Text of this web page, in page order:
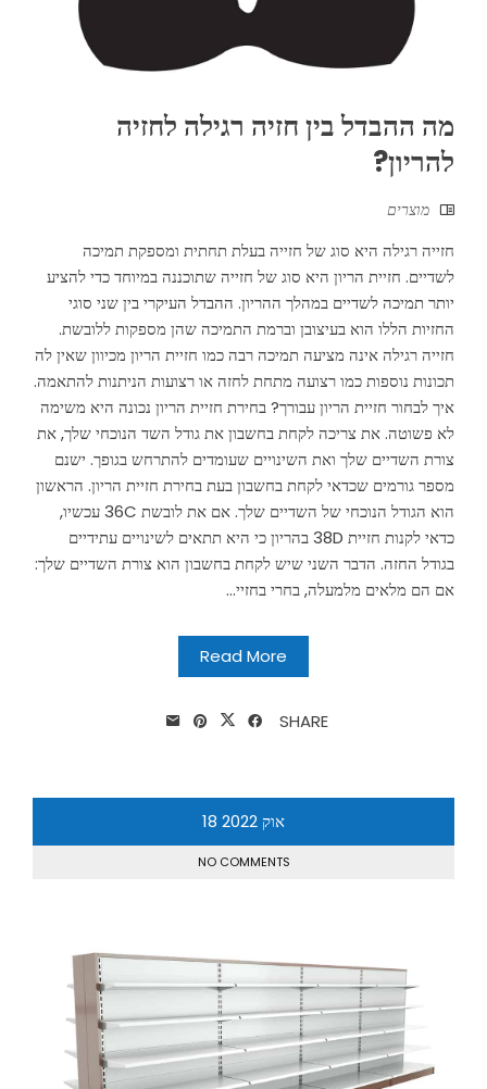
מה ההבדל בין חזיה רגילה לחזיה
להריון?
מוצרים
חזייה רגילה היא סוג של חזייה בעלת תחתית ומספקת תמיכה
לשדיים. חזיית הריון היא סוג של חזייה שתוכננה במיוחד כדי להציע
יותר תמיכה לשדיים במהלך ההריון. ההבדל העיקרי בין שני סוגי
החזיות הללו הוא בעיצובן וברמת התמיכה שהן מספקות ללובשת.
חזייה רגילה אינה מציעה תמיכה רבה כמו חזיית הריון מכיוון שאין לה
תכונות נוספות כמו רצועה מתחת לחזה או רצועות הניתנות להתאמה.
איך לבחור חזיית הריון עבורך? בחירת חזיית הריון נכונה היא משימה
לא פשוטה. את צריכה לקחת בחשבון את גודל השד הנוכחי שלך, את
צורת השדיים שלך ואת השינויים שעומדים להתרחש בגופך. ישנם
מספר גורמים שכדאי לקחת בחשבון בעת בחירת חזיית הריון. הראשון
הוא הגודל הנוכחי של השדיים שלך. אם את לובשת 36C עכשיו,
כדאי לקנות חזיית 38D בהריון כי היא תתאים לשינויים עתידיים
בגודל החזה. הדבר השני שיש לקחת בחשבון הוא צורת השדיים שלך:
אם הם מלאים מלמעלה, בחרי בחזיי...
Read More
SHARE
אוק 18 2022
NO COMMENTS